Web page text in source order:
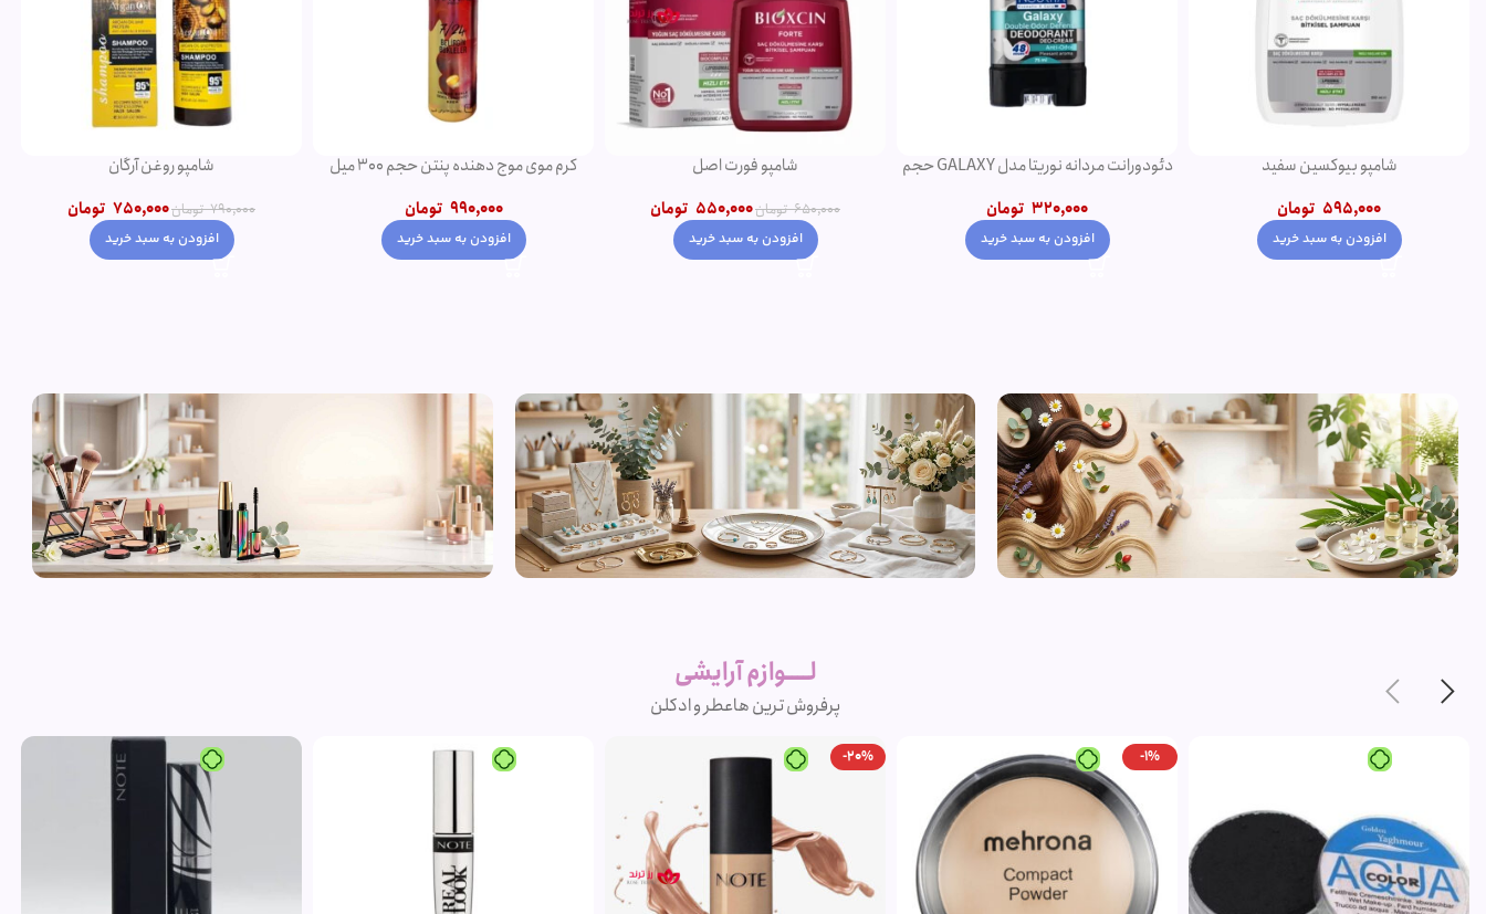
شامپو بیوکسین سفید
595,000 تومان
افزودن به سبد خرید
دئودورانت مردانه نوریتا مدل GALAXY حجم
320,000 تومان
افزودن به سبد خرید
شامپو فورت اصل
650,000 تومان550,000 تومان
افزودن به سبد خرید
کرم موی موج دهنده پنتن حجم 300 میل
990,000 تومان
افزودن به سبد خرید
شامپو روغن آرگان
790,000 تومان750,000 تومان
افزودن به سبد خرید
بدلیجات
متنوع
مشاهده
محصولات
مشاهده محصولات
لــــوازم آرایشی
پرفروش ترین هاعطر و ادکلن
-1%
-20%